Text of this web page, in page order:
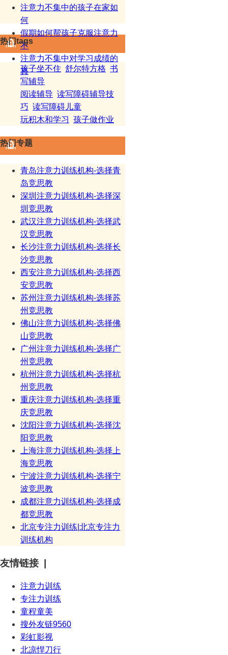
注意力不集中的孩子在家如
何
假期如何帮孩子克服注意力
不
注意力不集中对学习成绩的
真
热门tags
孩子坐不住 舒尔特方格 书
写辅导
阅读辅导 读写障碍辅导技
巧 读写障碍儿童
玩积木和学习 孩子做作业
热门专题
青岛注意力训练机构-选择青
岛竞思教
深圳注意力训练机构-选择深
圳竞思教
武汉注意力训练机构-选择武
汉竞思教
长沙注意力训练机构-选择长
沙竞思教
西安注意力训练机构-选择西
安竞思教
苏州注意力训练机构-选择苏
州竞思教
佛山注意力训练机构-选择佛
山竞思教
广州注意力训练机构-选择广
州竞思教
杭州注意力训练机构-选择杭
州竞思教
重庆注意力训练机构-选择重
庆竞思教
沈阳注意力训练机构-选择沈
阳竞思教
上海注意力训练机构-选择上
海竞思教
宁波注意力训练机构-选择宁
波竞思教
成都注意力训练机构-选择成
都竞思教
北京专注力训练|北京专注力
训练机构
友情链接 |
注意力训练
专注力训练
童程童美
搜外友链9560
彩虹影视
北凉悍刀行